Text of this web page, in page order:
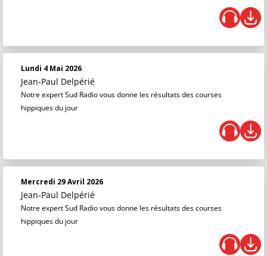
Lundi 4 Mai 2026
Jean-Paul Delpérié
Notre expert Sud Radio vous donne les résultats des courses
hippiques du jour
Mercredi 29 Avril 2026
Jean-Paul Delpérié
Notre expert Sud Radio vous donne les résultats des courses
hippiques du jour